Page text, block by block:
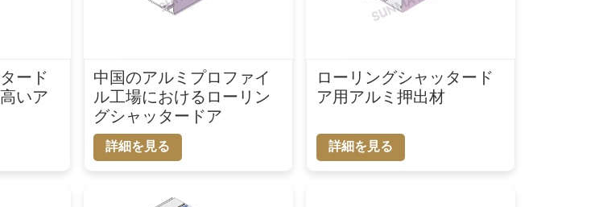
ード
いア
中国のアルミプロファイ
ル工場におけるローリン
グシャッタードア
詳細を見る
ローリングシャッタード
ア用アルミ押出材
詳細を見る